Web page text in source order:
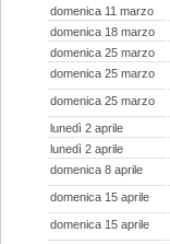
domenica 11 marzo
domenica 18 marzo
domenica 25 marzo
domenica 25 marzo
domenica 25 marzo
lunedì 2 aprile
lunedì 2 aprile
domenica 8 aprile
domenica 15 aprile
domenica 15 aprile